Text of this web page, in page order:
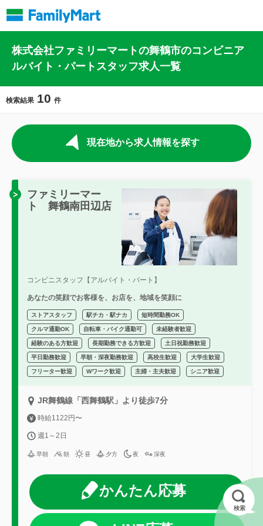
株式会社ファミリーマートの舞鶴市のコンビニア
ルバイト・パートスタッフ求人一覧
検索結果 10 件
現在地から求人情報を探す
ファミリーマー
ト 舞鶴南田辺店
コンビニスタッフ【アルバイト・パート】
あなたの笑顔でお客様を、お店を、地域を笑顔に
ストアスタッフ 駅チカ・駅ナカ 短時間勤務OK
クルマ通勤OK 自転車・バイク通勤可 未経験者歓迎
経験のある方歓迎 長期勤務できる方歓迎 土日祝勤務歓迎
平日勤務歓迎 早朝・深夜勤務歓迎 高校生歓迎 大学生歓迎
フリーター歓迎 Wワーク歓迎 主婦・主夫歓迎 シニア歓迎
JR舞鶴線「西舞鶴駅」より徒歩7分
時給1122円〜
週1～2日
早朝 朝 昼 夕方 夜 深夜
かんたん応募
検索